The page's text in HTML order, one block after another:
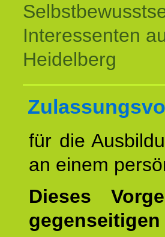
Interessenten
Heidelberg
für die
an einem
Dieses